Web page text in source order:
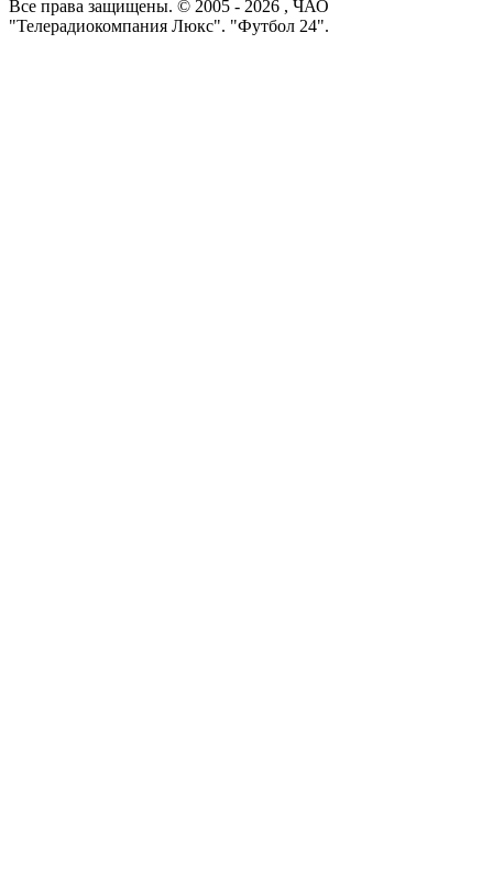
Все права защищены. © 2005 - 2026 , ЧАО
"Телерадиокомпания Люкс". "Футбол 24".